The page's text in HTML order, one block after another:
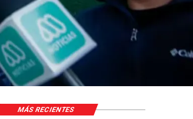
MÁS RECIENTES